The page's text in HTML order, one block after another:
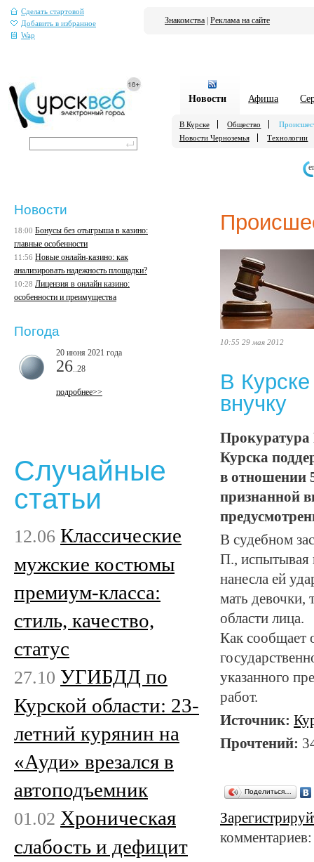
Сделать стартовой
Добавить в избранное
Wap
Знакомства Реклама на сайте
Новости Афиша
В Курске Общество
Новости Черноземья
Технологии
10:55 29 мая 2012
В
внучку
Прокуратура
Курска
в отношении
признанной
В судебном
П., испытывая
нанесла ей
мать девочки,
области лица.
Как сообщает
указанного
работ.
Источник:
Прочтений:
Поделиться…
Новости
18:00 Бонусы без отыгрыша в казино:
главные особенности
11:56 Новые онлайн-казино: как
анализировать надежность площадки?
10:28 Лицензия в онлайн казино:
особенности и преимущества
Погода
20 июня 2021 года
26 ..28
подробнее>>
Случайные
статьи
12.06 Классические
мужские костюмы
премиум-класса:
стиль, качество,
статус
27.10 УГИБДД по
Курской области: 23-
летний курянин на
«Ауди» врезался в
автоподъемник
01.02 Хроническая
слабость и дефицит